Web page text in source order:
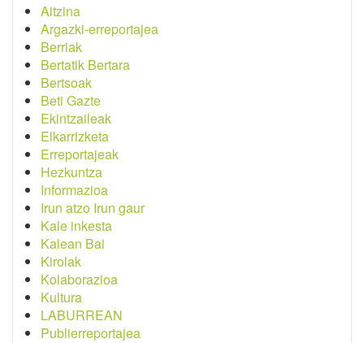
Aitzina
Argazki-erreportajea
Berriak
Bertatik Bertara
Bertsoak
Beti Gazte
Ekintzaileak
Elkarrizketa
Erreportajeak
Hezkuntza
Informazioa
Irun atzo Irun gaur
Kale inkesta
Kalean Bai
Kirolak
Kolaborazioa
Kultura
LABURREAN
Publierreportajea